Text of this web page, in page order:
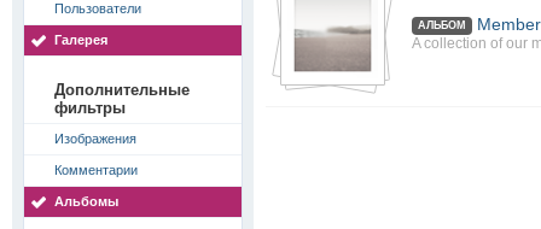
Пользователи
Галерея
Дополнительные
фильтры
Изображения
Комментарии
Альбомы
АЛЬБОМ
A collection of our